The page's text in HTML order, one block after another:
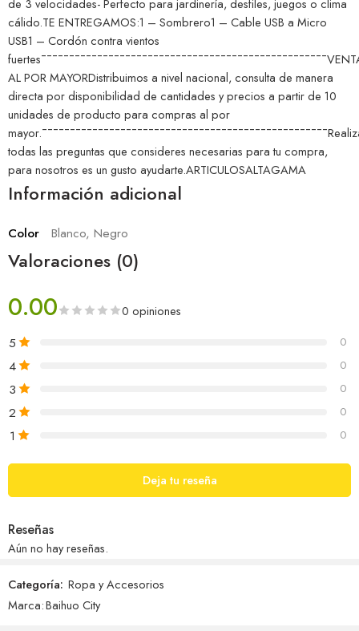
de 3 velocidades- Perfecto para jardinería, desfiles, juegos o clima
cálido.TE ENTREGAMOS:1 – Sombrero1 – Cable USB a Micro
USB1 – Cordón contra vientos
AL POR MAYORDistribuimos a nivel nacional, consulta de manera
directa por disponibilidad de cantidades y precios a partir de 10
unidades de producto para compras al por
todas las preguntas que consideres necesarias para tu compra,
para nosotros es un gusto ayudarte.ARTICULOSALTAGAMA
Información adicional
Color Blanco, Negro
Valoraciones (0)
0.00 0 opiniones
5 0
4 0
3 0
2 0
1 0
Deja tu reseña
Reseñas
Aún no hay reseñas.
Categoría: Ropa y Accesorios
Marca:Baihuo City